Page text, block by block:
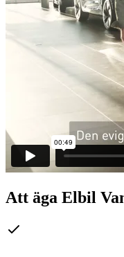
Att äga Elbil